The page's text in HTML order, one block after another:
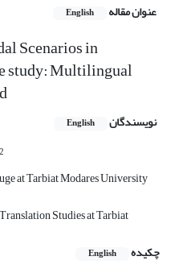
عنوان مقاله English
Scenarios in
study: Multilingual
نویسندگان English
2
at Tarbiat Modares University
Studies at Tarbiat
چکیده
English